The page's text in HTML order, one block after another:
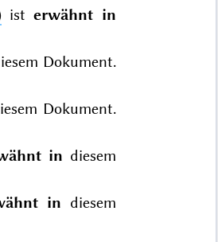
isterwähnt in
Dokument.
Dokument.
in diesem
in diesem